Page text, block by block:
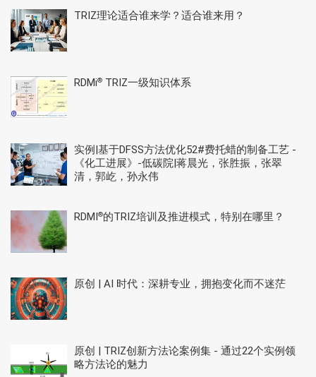
TRIZ理论适合谁来学？适合谁来用？
RDMi® TRIZ一级知识体系
实例|基于DFSS方法优化52#费托蜡的制备工艺 -
《化工进展》-低碳院|蒋晨光，张胜振，张翠
清，郭屹，孙永伟
RDMI®的TRIZ培训及推进模式，特别在哪里？
原创 | AI 时代：深耕专业，拥抱变化而不迷茫
原创 | TRIZ创新方法论案例集 - 通过22个实例领
略方法论的魅力